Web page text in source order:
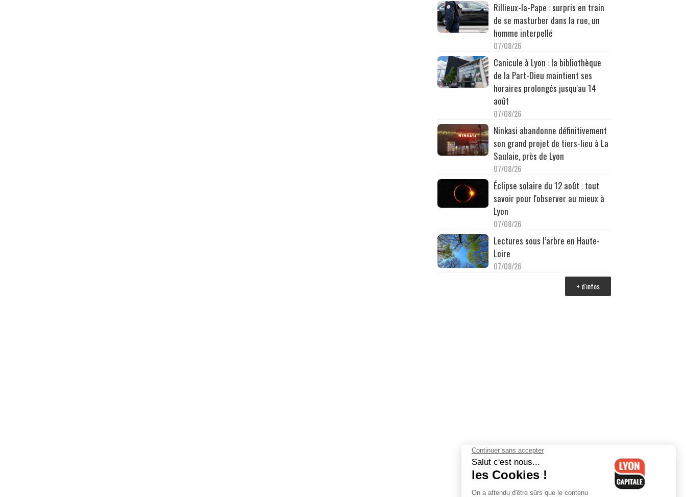
Rillieux-la-Pape : surpris en train
de se masturber dans la rue, un
homme interpellé
07/08/26
Canicule à Lyon : la bibliothèque
de la Part-Dieu maintient ses
horaires prolongés jusqu'au 14
août
07/08/26
Ninkasi abandonne définitivement
son grand projet de tiers-lieu à La
Saulaie, près de Lyon
07/08/26
Éclipse solaire du 12 août : tout
savoir pour l'observer au mieux à
Lyon
07/08/26
Lectures sous l’arbre en Haute-
Loire
07/08/26
+ d'infos